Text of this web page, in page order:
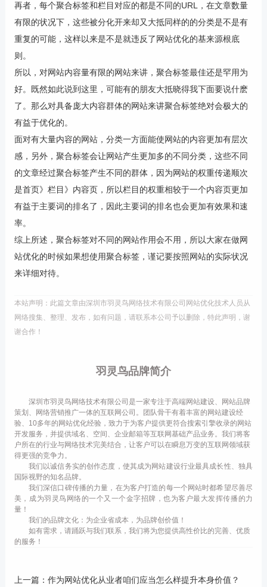
再者，每个聚合标签和栏目对应的都是不同的URL，在文章数量
有限的状况下，这些被分化开来却又大抵同样的的分类是不是有
重复的可能，这样以来是不是就违反了网站优化的基来源根底
则。
所以，对网站内容量有限的网站来讲，聚合标签最佳还是罕用为
好。既然如此说到这里，可能有的朋友大抵晓得我下面要说什麽
了。那么对具备庞大内容群体的网站来讲聚合标签绝对会极大的
有益于优化的。
面对有大量内容的网站，分类一方面能使网站的内容更加有层次
感，另外，聚合标签会让网站产生更加多的不同分类，这些不同
的文章经过聚合标签产生不同的群体，因为网站的权重传递顺次
是首页》栏目》内容页，所以栏目的权重相较于一个内容页更加
有益于主要词的排名了，因此主要词的排名也会更加有效果和速
率。
综上所述，聚合标签对不同的网站作用会不用，所以大家在做网
站优化的时候如果想使用聚合标签，谨记要按照网站的实际状况
来详细对待。
本站声明：此篇文章由深圳市羽灵鸟网络技术有限公司网站优化技术人员从
网络搜集、整理、发布，如有问题，请联系本公司予以删除，特此声明，谢
谢合作！
羽灵鸟品牌简介
深圳市羽灵鸟网络技术有限公司是一家专注于高端网站建设、网站品牌
策划、网络营销推广一体的互联网公司。团队骨干有着丰富的网站建设经
验、10多年的网站优化经验，致力于为客户提供更符合搜索引擎收录的网站
开发服务，并提供域名、空间、企业邮箱等互联网基础产品业务。我们将客
户所在的行业与网络技术完美结合，让客户可以在瞬息万变的互联网领域获
得更强的竞争力。
我们以诚信务实的创作态度，使其成为网站建设行业最具成长性、独具
国际视野的知名品牌。
我们深信口碑传播的力量，在为客户打造的每一个网站时都希望尽善尽
美，成为羽灵鸟网络的一个又一个金字招牌，也为客户最大发挥传播的力
量！
我们的品牌文化：为企业省成本，为品牌创价值！
如有需求，请踊跃与我们联系，我们将为您提供高性价比的完善、优质
的服务！
上一篇： 作为网站优化从业者咱们应当怎么样提升本身价值？